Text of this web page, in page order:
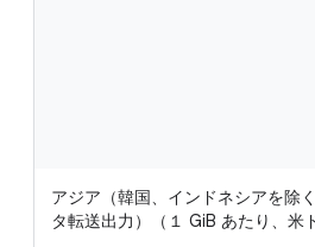
アジア（韓国、インドネシアを除
タ転送出力）（１ GiB あたり、米